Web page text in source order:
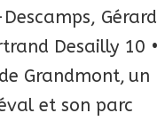
Gérard
Desailly 10
Grandmont, un
et son parc